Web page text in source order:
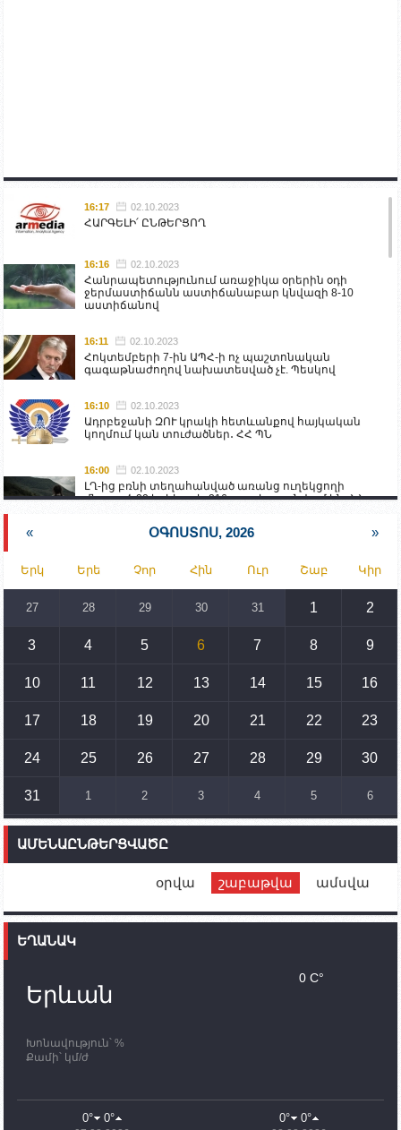
16:17 02.10.2023
ՀԱՐԳԵԼԻ՛ ԸՆԹԵՐՑՈՂ
16:16 02.10.2023
Հանրապետությունում առաջիկա օրերին օդի
ջերմաստիճանն աստիճանաբար կնվազի 8-10
աստիճանով
16:11 02.10.2023
Հոկտեմբերի 7-ին ԱՊՀ-ի ոչ պաշտոնական
գագաթնաժողով նախատեսված չէ. Պեսկով
16:10 02.10.2023
Ադրբեջանի ԶՈՒ կրակի հետևանքով հայկական
կողմում կան տուժածներ․ ՀՀ ՊՆ
16:00 02.10.2023
ԼՂ-ից բռնի տեղահանված առանց ուղեկցողի
մնացած 20 երեխա և 216 տարեց գտնվում են ՀՀ
Իրանը կողմ է տարածաշրջանի համար շահավետ
տրանսպորտային հաղորդակցությունների
զարգացմանը, սակայն ոչ՝ միջազգային
սահմանների փոփոխությանը
15:10 02.10.2023
սպառնալիքները կասեցնելու համար. իսպանացի
պատգամավորը Գորիսում է
14:54 02.10.2023
տեղակայված հայկական դիրքերի անձնակազմի
համար սնունդ տեղափոխող մեքենայի
ունեն. կիպրոսցի խորհրդարանականը՝ Ալեն
Ֆրանսիայի ԱԳ նախարարը կայցելի Հայաստան
պատասխանատուներ կմնան ԼՂ-ում՝ մինչև
որոնողափրկարարական աշխատանքների
11:03
ՄԱԿ-ի առաքելությունը շատ, շատ, շատ օգտակար
Ադրբեջանի փոխվարչապետն այսօր կմեկնի
« ՕԳՈՍՏՈՍ, 2026 »
Երկ Երե Չոր Հին Ուր Շաբ Կիր
27 28 29 30 31 1 2
3 4 5 6 7 8 9
10 11 12 13 14 15 16
17 18 19 20 21 22 23
24 25 26 27 28 29 30
31 1 2 3 4 5 6
ԱՄԵՆԱԸՆԹԵՐՑՎԱԾԸ
օրվա շաբաթվա ամսվա
ԵՂԱՆԱԿ
Երևան
Խոնավություն՝ %
Քամի՝ կմ/ժ
0 C°
0° 0° 0° 0°